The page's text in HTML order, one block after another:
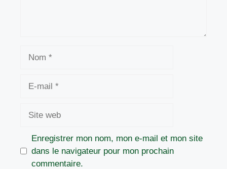
Enregistrer mon nom, mon e-mail et mon site
dans le navigateur pour mon prochain
commentaire.